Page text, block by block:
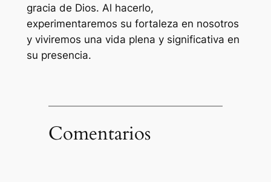
gracia de Dios. Al hacerlo,
experimentaremos su fortaleza en nosotros
y viviremos una vida plena y significativa en
su presencia.
Comentarios